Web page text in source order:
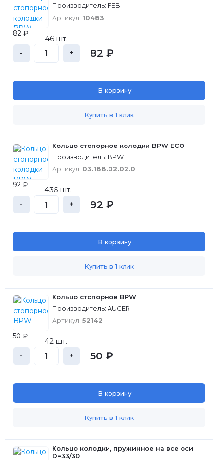
Производитель: FEBI
Артикул: 10483
82 ₽
46 шт.
- + 82 ₽
В корзину
Купить в 1 клик
Кольцо стопорное колодки BPW ECO
Производитель: BPW
Артикул: 03.188.02.02.0
92 ₽
436 шт.
- + 92 ₽
В корзину
Купить в 1 клик
Кольцо стопорное BPW
Производитель: AUGER
Артикул: 52142
50 ₽
42 шт.
- + 50 ₽
В корзину
Купить в 1 клик
Кольцо колодки, пружинное на все оси
D=33/30